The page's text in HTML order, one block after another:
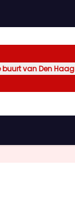
van Den Haag